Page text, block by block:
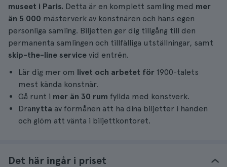
museet i Paris. Detta är en komplett samling med mer
än 5 000 mästerverk av konstnären och hans egen
personliga samling. Biljetten ger dig tillgång till den
permanenta samlingen och tillfälliga utställningar, samt
skip-the-line service vid entrén.
Lär dig mer om livet och arbetet för 1900-talets
mest kända konstnär.
Gå runt i mer än 30 rum fyllda med konstverk.
Dranytta av förmånen att ha dina biljetter i handen
och glöm att vänta i biljettkontoret.
Det här ingår i priset